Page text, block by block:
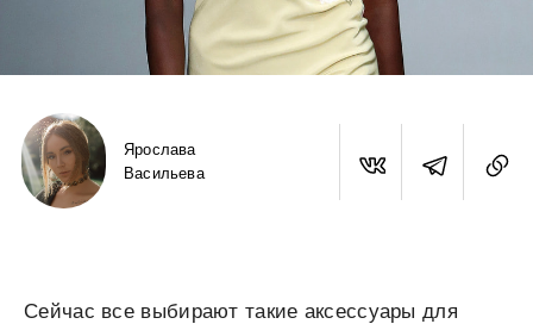
Ярослава
Васильева
Сейчас все выбирают такие аксессуары для